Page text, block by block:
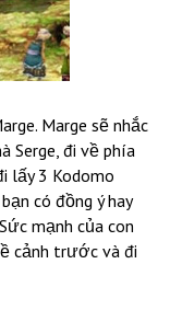
Marge sẽ nhắc
Serge, đi về phía
lấy 3 Kodomo
có đồng ý hay
mạnh của con
cảnh trước và đi